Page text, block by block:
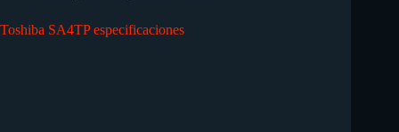
Toshiba SA4TP especificaciones